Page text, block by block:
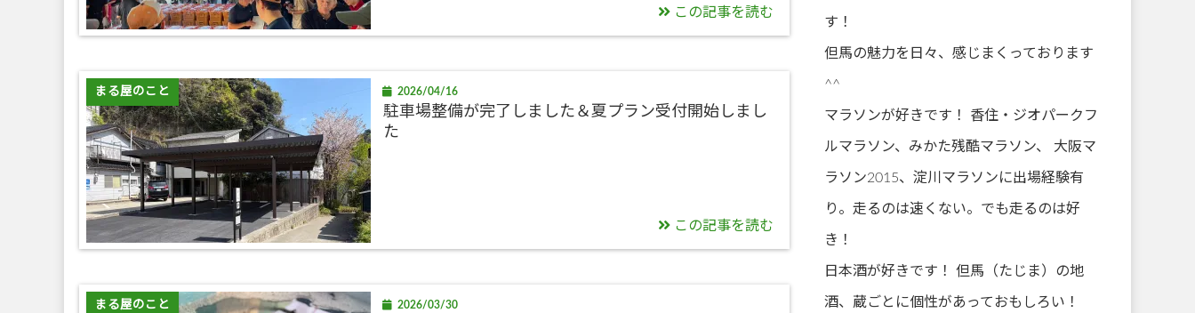
この記事を読む
まる屋のこと 2026/04/16
駐車場整備が完了しました＆夏プラン受付開始しまし
た
この記事を読む
まる屋のこと 2026/03/30
す！
但馬の魅力を日々、感じまくっております
^^
マラソンが好きです！ 香住・ジオパークフ
ルマラソン、みかた残酷マラソン、 大阪マ
ラソン2015、淀川マラソンに出場経験有
り。走るのは速くない。でも走るのは好
き！
日本酒が好きです！ 但馬（たじま）の地
酒、蔵ごとに個性があっておもしろい！